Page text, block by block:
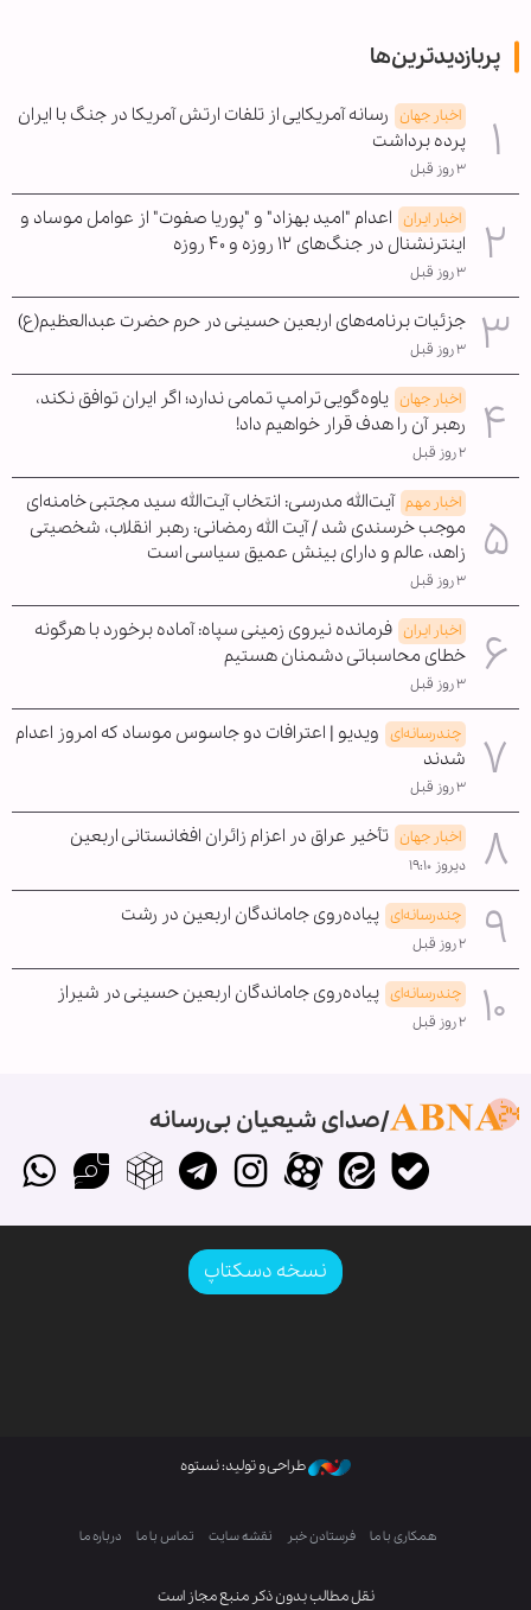
پربازدیدترین‌ها
اخبار جهان رسانه آمریکایی از تلفات ارتش آمریکا در جنگ با ایران
پرده برداشت
۳ روز قبل
اخبار ایران اعدام "امید بهزاد" و "پوریا صفوت" از عوامل موساد و
اینترنشنال در جنگ‌های ۱۲ روزه و ۴۰ روزه
۳ روز قبل
جزئیات برنامه‌های اربعین حسینی در حرم حضرت عبدالعظیم(ع)
۳ روز قبل
اخبار جهان یاوه‌گویی ترامپ تمامی ندارد؛ اگر ایران توافق نکند،
رهبر آن را هدف قرار خواهیم داد!
۲ روز قبل
اخبار مهم آیت‌الله مدرسی: انتخاب آیت‌الله سید مجتبی خامنه‌ای
موجب خرسندی شد / آیت الله رمضانی: رهبر انقلاب، شخصیتی
زاهد، عالم و دارای بینش عمیق سیاسی است
۳ روز قبل
اخبار ایران فرمانده نیروی زمینی سپاه: آماده برخورد با هرگونه
خطای محاسباتی دشمنان هستیم
۳ روز قبل
چندرسانه‌ای ویدیو | اعترافات دو جاسوس موساد که امروز اعدام
شدند
۳ روز قبل
اخبار جهان تأخیر عراق در اعزام زائران افغانستانی اربعین
دیروز ۱۹:۱۰
چندرسانه‌ای پیاده‌روی جاماندگان اربعین در رشت
۲ روز قبل
چندرسانه‌ای پیاده‌روی جاماندگان اربعین حسینی در شیراز
۲ روز قبل
صدای شیعیان بی‌رسانه
نسخه دسکتاپ
نقل مطالب بدون ذکر منبع مجاز است
طراحی و تولید: نستوه
همکاری با ما فرستادن خبر نقشه سایت تماس با ما درباره ما